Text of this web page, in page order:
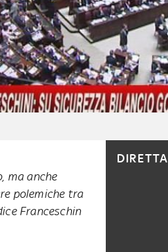
ma anche
polemiche tra
Franceschin
DIRETTA